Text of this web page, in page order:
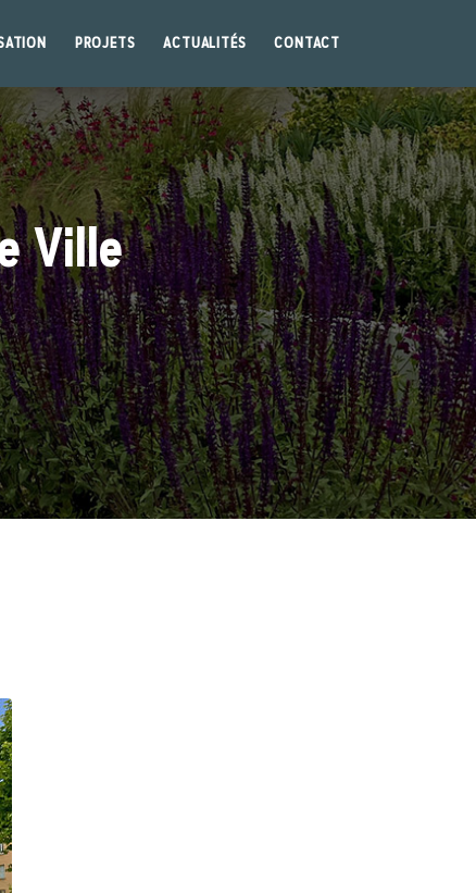
PROJETS ACTUALITÉS CONTACT
Ville